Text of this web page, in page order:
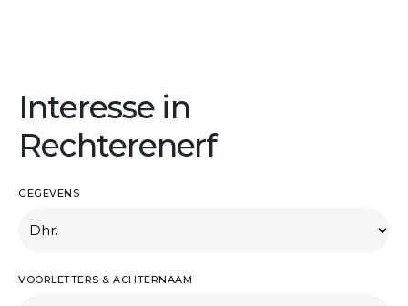
Interesse in
Rechterenerf
GEGEVENS
VOORLETTERS & ACHTERNAAM